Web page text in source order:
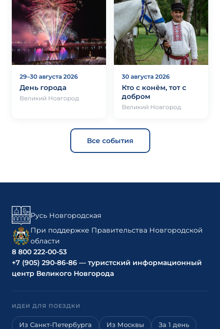
29–30 августа 2026
День города
Великий Новгород
30 августа 2026
Кто с конём, тот с
добром
Великий Новгород
Все события
Русь Новгородская
При поддержке Правительства Новгородской
области
8 800 222-00-53
+7 (905) 290-86-86 — туристский информационный
центр Великого Новгорода
ИДЕИ ДЛЯ ПОЕЗДКИ
Из Санкт-Петербурга Из Москвы За 1 день